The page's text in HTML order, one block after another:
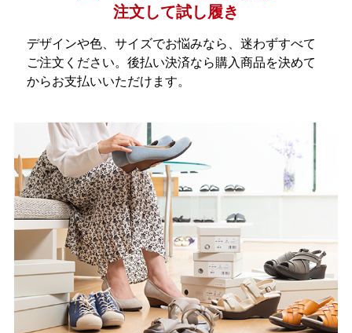
注文して試し履き
デザインや色、サイズでお悩みなら、迷わずすべて
ご注文ください。後払い決済なら購入商品を決めて
からお支払いいただけます。